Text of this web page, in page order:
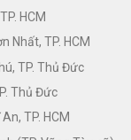
HCM
Nhất, TP. HCM
TP. Thủ Đức
Thủ Đức
TP. HCM